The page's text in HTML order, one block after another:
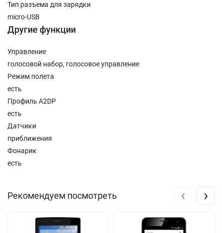
Тип разъема для зарядки
micro-USB
Другие функции
Управление
голосовой набор, голосовое управление
Режим полета
есть
Профиль A2DP
есть
Датчики
приближения
Фонарик
есть
Рекомендуем посмотреть ‹ ›